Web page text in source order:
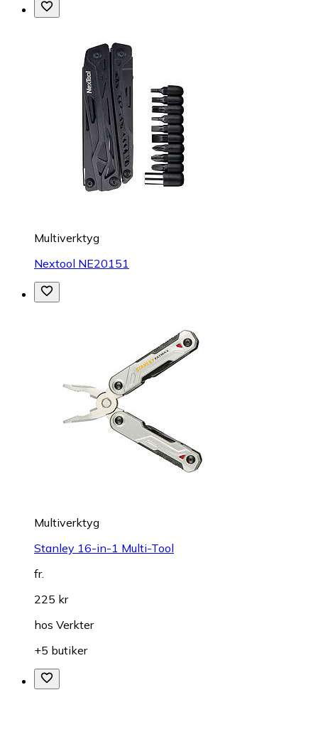
Multiverktyg
Nextool NE20151
Multiverktyg
Stanley 16-in-1 Multi-Tool
fr.
225 kr
hos Verkter
+5 butiker